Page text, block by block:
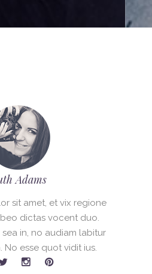
Adams
sit amet, et vix regione
dictas vocent duo.
in, no audiam labitur
No esse quot vidit ius.